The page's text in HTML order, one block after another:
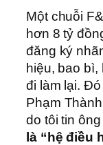
Một chuỗi
hơn 8 tỷ
đăng ký
hiệu, bao
đi làm lại.
Phạm
do tôi tin
là “hệ điều